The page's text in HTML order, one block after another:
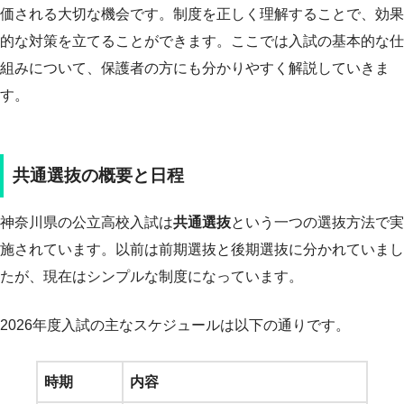
価される大切な機会です。制度を正しく理解することで、効果
的な対策を立てることができます。ここでは入試の基本的な仕
組みについて、保護者の方にも分かりやすく解説していきま
す。
共通選抜の概要と日程
神奈川県の公立高校入試は共通選抜という一つの選抜方法で実
施されています。以前は前期選抜と後期選抜に分かれていまし
たが、現在はシンプルな制度になっています。
2026年度入試の主なスケジュールは以下の通りです。
時期 内容